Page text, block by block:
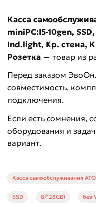
Касса
miniPC:I5-10gen,
Ind.light, Кр. стена,
Розетка — товар из
Перед заказом
совместимость,
подключения.
Если есть сомнения,
оборудования и
вариант.
Касса самообслуживания
SSD 8/128GB) без